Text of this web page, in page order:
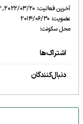
آخرین فعالیت: 2022/03/20, 22:12
عضویت: 2014/06/30
محل سکونت:
اشتراک‌ها
دنبال‌کنندگان